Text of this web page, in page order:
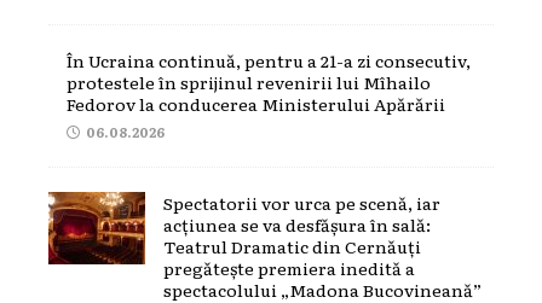
În Ucraina continuă, pentru a 21-a zi consecutiv,
protestele în sprijinul revenirii lui Mîhailo
Fedorov la conducerea Ministerului Apărării
06.08.2026
Spectatorii vor urca pe scenă, iar
acțiunea se va desfășura în sală:
Teatrul Dramatic din Cernăuți
pregătește premiera inedită a
spectacolului „Madona Bucovineană”